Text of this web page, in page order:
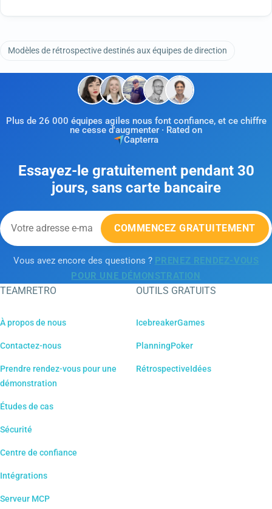
Modèles de rétrospective destinés aux équipes de direction
Plus de 26 000 équipes agiles nous font confiance, et ce chiffre
ne cesse d'augmenter · Rated on
Capterra
Essayez-le gratuitement pendant 30
jours, sans carte bancaire
COMMENCEZ GRATUITEMENT
Vous avez encore des questions ? PRENEZ RENDEZ-VOUS
POUR UNE DÉMONSTRATION
TEAMRETRO
À propos de nous
Contactez-nous
Prendre rendez-vous pour une
démonstration
Études de cas
Sécurité
Centre de confiance
Intégrations
Serveur MCP
OUTILS GRATUITS
IcebreakerGames
PlanningPoker
RétrospectiveIdées